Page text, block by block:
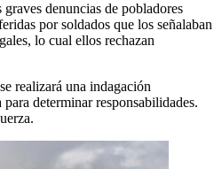
denuncias de pobladores
por soldados que los señalaban
lo cual ellos rechazan
realizará una indagación
determinar responsabilidades.